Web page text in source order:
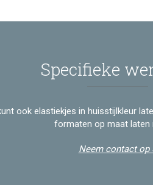
Specifieke
ook elastiekjes in huisstijlkleur
formaten op maat laten
Neem contact op